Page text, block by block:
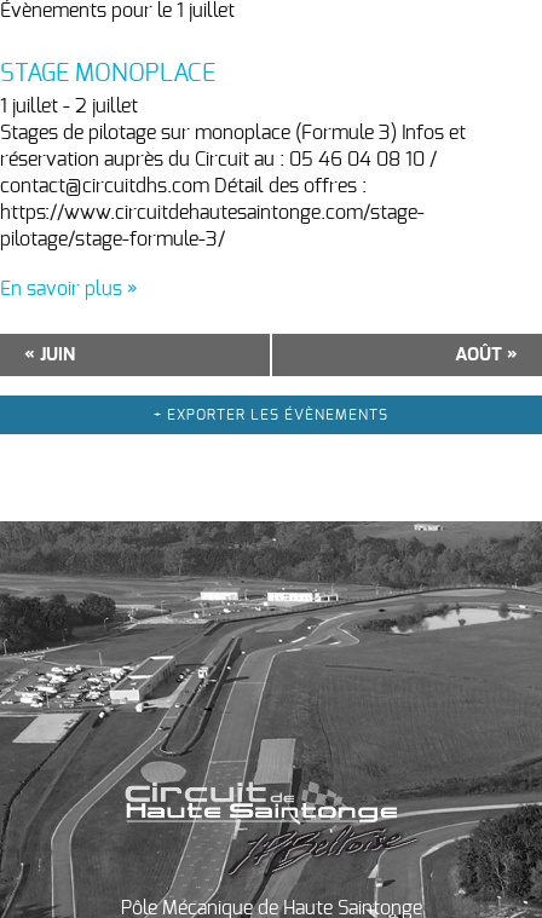
Évènements pour le 1 juillet
STAGE MONOPLACE
1 juillet - 2 juillet
Stages de pilotage sur monoplace (Formule 3) Infos et
réservation auprès du Circuit au : 05 46 04 08 10 /
contact@circuitdhs.com Détail des offres :
https://www.circuitdehautesaintonge.com/stage-
pilotage/stage-formule-3/
En savoir plus »
« JUIN AOÛT »
+ EXPORTER LES ÉVÈNEMENTS
Pôle Mécanique de Haute Saintonge